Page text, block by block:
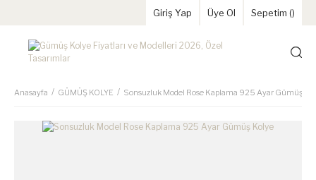
Giriş Yap Üye Ol Sepetim ()
Anasayfa GÜMÜŞ KOLYE Sonsuzluk Model Rose Kaplama 925 Ayar Gümüş